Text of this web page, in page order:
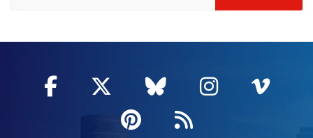
Facebook
, Ouvre une nouvelle fenêtre
Twitter
, Ouvre une nouvelle
Bluesky
, Ouvre une
Instagram
, Ouvre
,
Pinterest
, Ouvre une
Flux RSS